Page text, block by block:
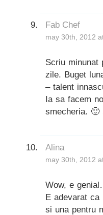
Fab Chef
may 30th, 2012
Scriu minunat
zile. Buget
– talent
Ia sa facem
smecheria. 🙂
Alina
may 30th, 2012
Wow, e
E adevarat
si una pentru